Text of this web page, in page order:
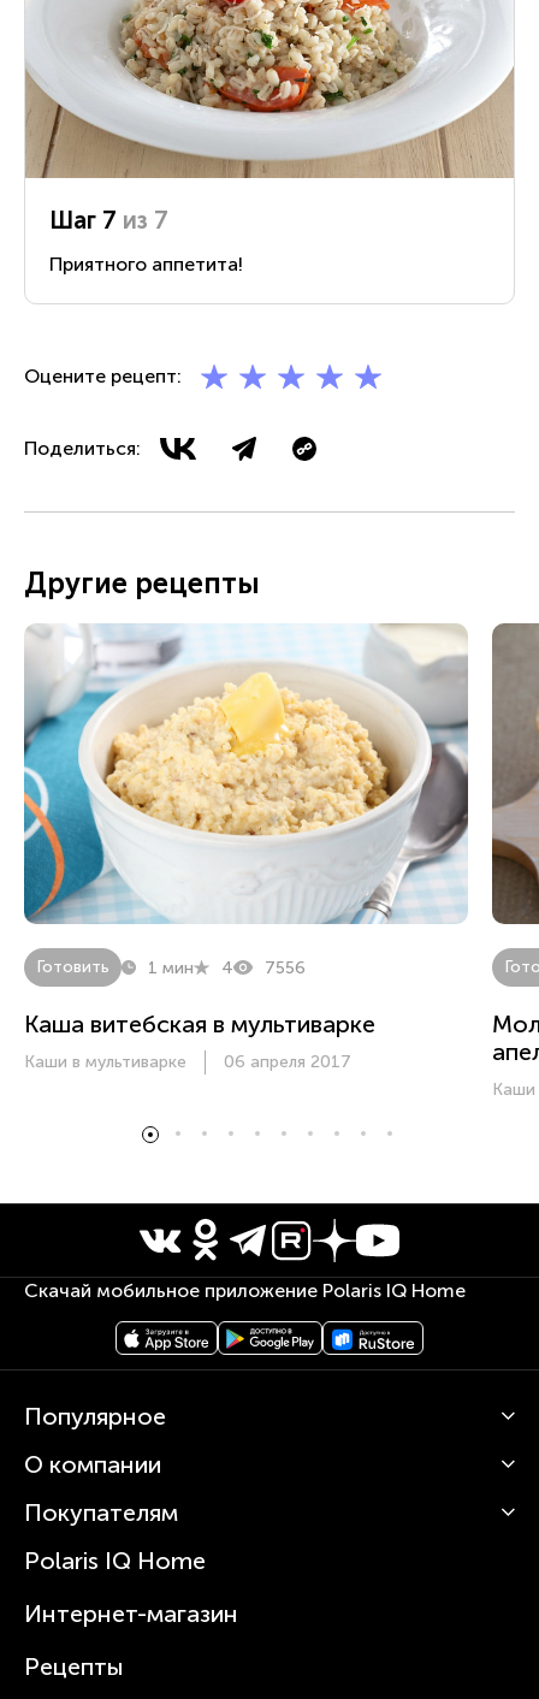
Шаг 7 из 7
Приятного аппетита!
Оцените рецепт:
Поделиться:
Другие рецепты
Готовить 1 мин 4 7556
Каша витебская в мультиварке
Каши в мультиварке 06 апреля 2017
Каши
Скачай мобильное приложение Polaris IQ Home
Популярное
Кофемашины
Вертикальные пылесосы
Зубные щетки и ирригаторы
Увлажнители
Посуда
О компании
О Polaris
Статьи
Покупателям
Сервисные центры
Где купить
Polaris IQ Home
Интернет-магазин
Рецепты